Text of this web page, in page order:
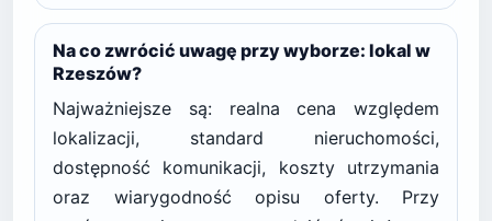
Na co zwrócić uwagę przy wyborze: lokal w
Rzeszów?
Najważniejsze są: realna cena względem
lokalizacji, standard nieruchomości,
dostępność komunikacji, koszty utrzymania
oraz wiarygodność opisu oferty. Przy